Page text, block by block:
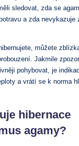
sledovat, zda se
‍a zda nevykazuje
můžete‍
Jakmile
pohybovat, je
a vrátí se k norma
hibernace
agamy?